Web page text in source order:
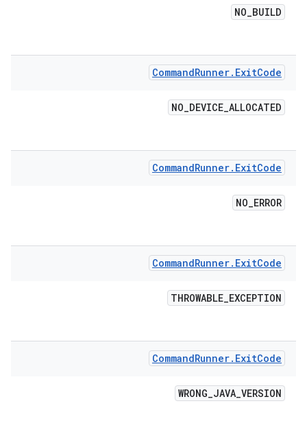
NO_BUILD
CommandRunner. ExitCode
NO_DEVICE_ALLOCATED
CommandRunner. ExitCode
NO_ERROR
CommandRunner. ExitCode
THROWABLE_EXCEPTION
CommandRunner. ExitCode
WRONG_JAVA_VERSION